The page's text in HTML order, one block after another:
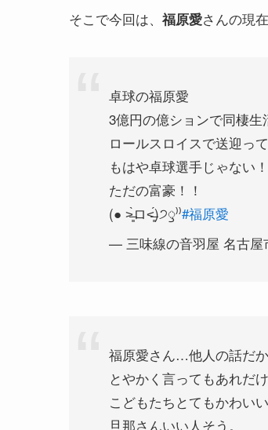
そこで今回は、 福原愛さんの現
卓球の福原愛
3億円の億ションで同棲生
ロールスロイスで送迎って
もはや卓球選手じゃない！
ただの富豪！！
(● ˃̶͈̀ロ˂̶͈́)੭ꠥ⁾⁾#福原愛
— 三味線の音羽屋 名古屋
福原愛さん…他人の話だか
とやかく言ってもあれだ
こどもたちとてもかわいい
旦那さんいい人そう。